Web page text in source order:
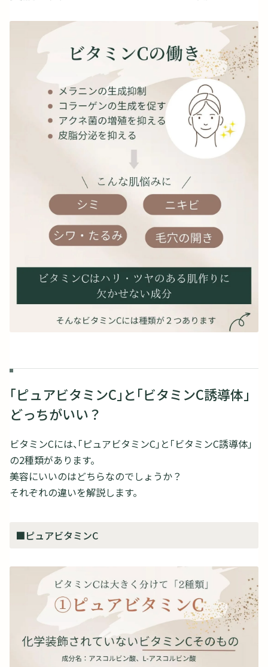
「ピュアビタミンC」と「ビタミンC誘導体」
どっちがいい？
ビタミンCには、「ピュアビタミンC」と「ビタミンC誘導体」
の2種類があります。
美容にいいのはどちらなのでしょうか？
それぞれの違いを解説します。
■ピュアビタミンC